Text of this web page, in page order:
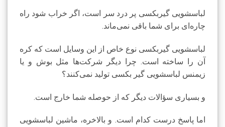
لباسشویی گیربکسی پر درد سر است، اگر خراب شود راه
چاره‌ای برای شما باقی نمی‌ماند.
لباسشویی گیربکسی نوع خاص از این وسایل است که کره
آن را ساخته است. چرا دیگر شرکت‌ها مثل بوش و یا
زیمنس لباسشویی گیر بکسی تولید نمی‌کنند؟
و بسیاری سؤالات دیگر که از حوصله شما خارج است.
اما پاسخ درست کدام است. و بالاخره، ماشین لباسشویی